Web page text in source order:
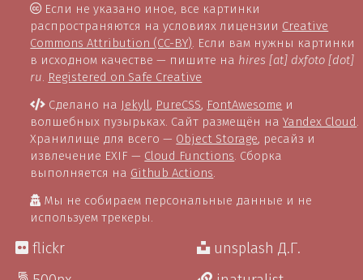
Если не указано иное, все картинки
распространяются на условиях лицензии Creative
Commons Attribution (CC-BY) . Если вам нужны картинки
в исходном качестве — пишите на hires [at] dxfoto [dot]
ru Registered on Safe Creative
Сделано на Jekyll, PureCSS, FontAwesome и
волшебных пузырьках. Сайт размещён наYandex Cloud.
Хранилище для всего — Object Storage, ресайз и
извлечение EXIF — Cloud Functions. Сборка
выполняется на Github Actions.
Мы не собираем персональные данные и не
используем трекеры.
flickr
unsplash Д.Г.